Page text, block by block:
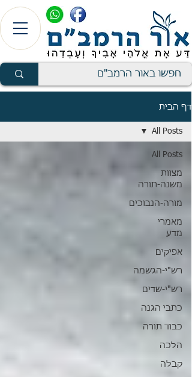
דף הבית
All Posts
מצוות
משנה-תורה
מורה-הנבוכים
מאמרי
מדע
אפיקים
רש"י-הגשמה
רש"י-שדים
כתבי הגנה
כבוד תורה
הלכה
קבלה
All Posts